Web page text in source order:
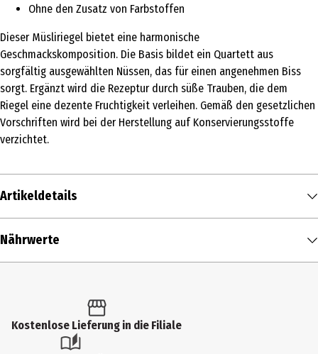
Ohne den Zusatz von Farbstoffen
Dieser Müsliriegel bietet eine harmonische
Geschmackskomposition. Die Basis bildet ein Quartett aus
sorgfältig ausgewählten Nüssen, das für einen angenehmen Biss
sorgt. Ergänzt wird die Rezeptur durch süße Trauben, die dem
Riegel eine dezente Fruchtigkeit verleihen. Gemäß den gesetzlichen
Vorschriften wird bei der Herstellung auf Konservierungsstoffe
verzichtet.
Artikeldetails
Inhalt
Zutaten
Nährwerte
Fett in g
- davon gesättigte Fettsäuren in g
Kostenlose Lieferung in die Filiale